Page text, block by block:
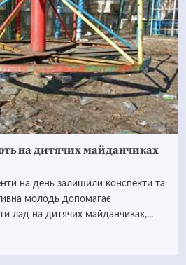
на дитячих майданчиках
на день залишили конспекти та
молодь допомагає
лад на дитячих майданчиках,...